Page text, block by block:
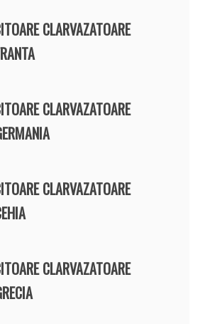
CLARVAZATOARE
CLARVAZATOARE
CLARVAZATOARE
CLARVAZATOARE